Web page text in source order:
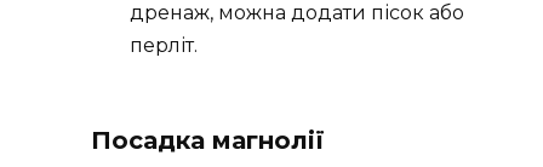
дренаж, можна додати пісок або
перліт.
Посадка магнолії